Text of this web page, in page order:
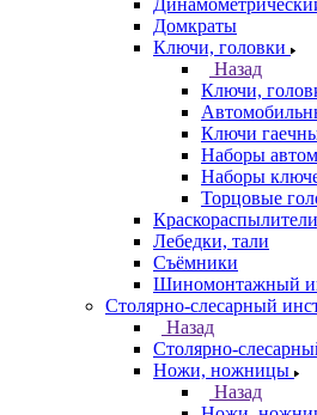
Домкраты
Ключи, головки
Назад
Ключи,
Ключи
Наборы
Наборы
Торцовые
Лебедки, тали
Съёмники
Шиномонтажный
Столярно-слесарный
Назад
Столярно-
Ножи, ножницы
Назад